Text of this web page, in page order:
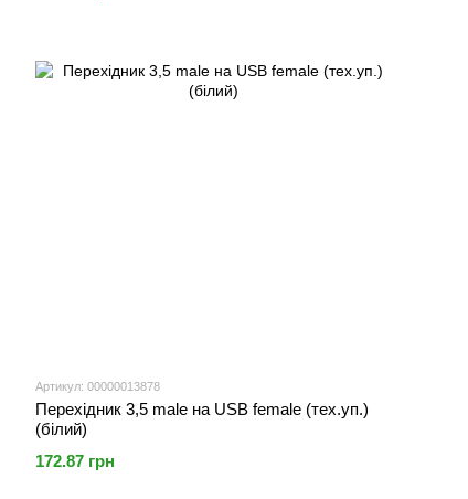
Артикул: 00000013878
Перехідник 3,5 male на USB female (тех.уп.)
(білий)
172.87 грн